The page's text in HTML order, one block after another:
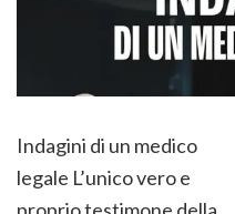
Indagini di un medico
legale L’unico vero e